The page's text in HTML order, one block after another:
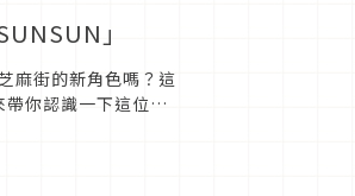
」
麻街的新角色嗎？這
你認識一下這位在